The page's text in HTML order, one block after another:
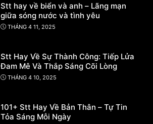
Stt hay về biển và anh – Lãng mạn
giữa sóng nước và tình yêu
THÁNG 4 11, 2025
Stt Hay Về Sự Thành Công: Tiếp Lửa
Đam Mê Và Thắp Sáng Cõi Lòng
THÁNG 4 10, 2025
101+ Stt Hay Về Bản Thân – Tự Tin
Tỏa Sáng Mỗi Ngày